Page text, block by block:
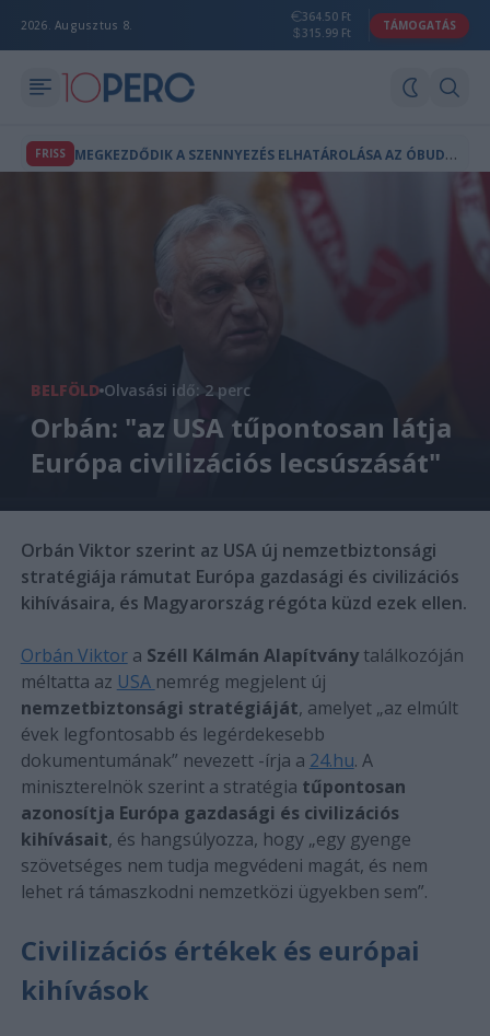
2026. Augusztus 8.
364.50 Ft
315.99 Ft
TÁMOGATÁS
FRISS M
EGKEZDŐDIK A SZENNYEZÉS ELHATÁROLÁSA AZ ÓBUDAI GÁZGYÁRNÁL
BELFÖLD Olvasási idő: 2 perc
Orbán: "az USA tűpontosan látja
Európa civilizációs lecsúszását"
Orbán Viktor szerint az USA új nemzetbiztonsági
stratégiája rámutat Európa gazdasági és civilizációs
kihívásaira, és Magyarország régóta küzd ezek ellen.
Orbán Viktora Széll Kálmán Alapítványtalálkozóján
méltatta az USA nemrég megjelent új
nemzetbiztonsági stratégiáját, amelyet „az elmúlt
évek legfontosabb és legérdekesebb
dokumentumának” nevezett -írja a 24.hu. A
miniszterelnök szerint a stratégia tűpontosan
azonosítja Európa gazdasági és civilizációs
kihívásait, és hangsúlyozza, hogy „egy gyenge
szövetséges nem tudja megvédeni magát, és nem
lehet rá támaszkodni nemzetközi ügyekben sem”.
Civilizációs értékek és európai
kihívások